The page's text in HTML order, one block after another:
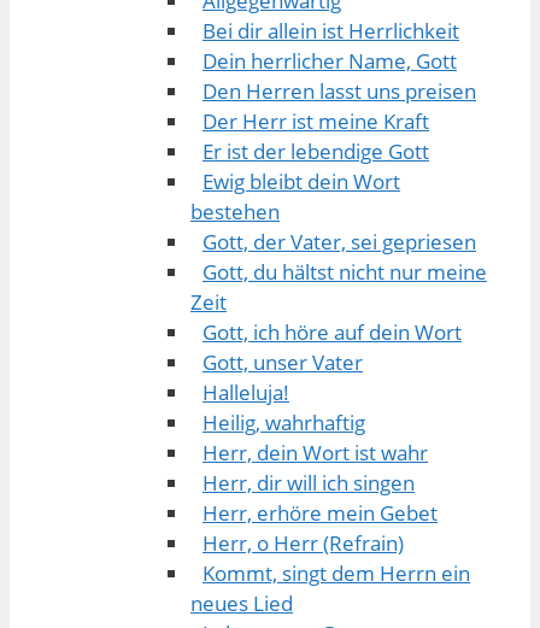
Bei dir allein ist Herrlichkeit
Dein herrlicher Name, Gott
Den Herren lasst uns preisen
Der Herr ist meine Kraft
Er ist der lebendige Gott
Ewig bleibt dein Wort
bestehen
Gott, der Vater, sei gepriesen
Gott, du hältst nicht nur meine
Zeit
Gott, ich höre auf dein Wort
Gott, unser Vater
Halleluja!
Heilig, wahrhaftig
Herr, dein Wort ist wahr
Herr, dir will ich singen
Herr, erhöre mein Gebet
Herr, o Herr (Refrain)
Kommt, singt dem Herrn ein
neues Lied